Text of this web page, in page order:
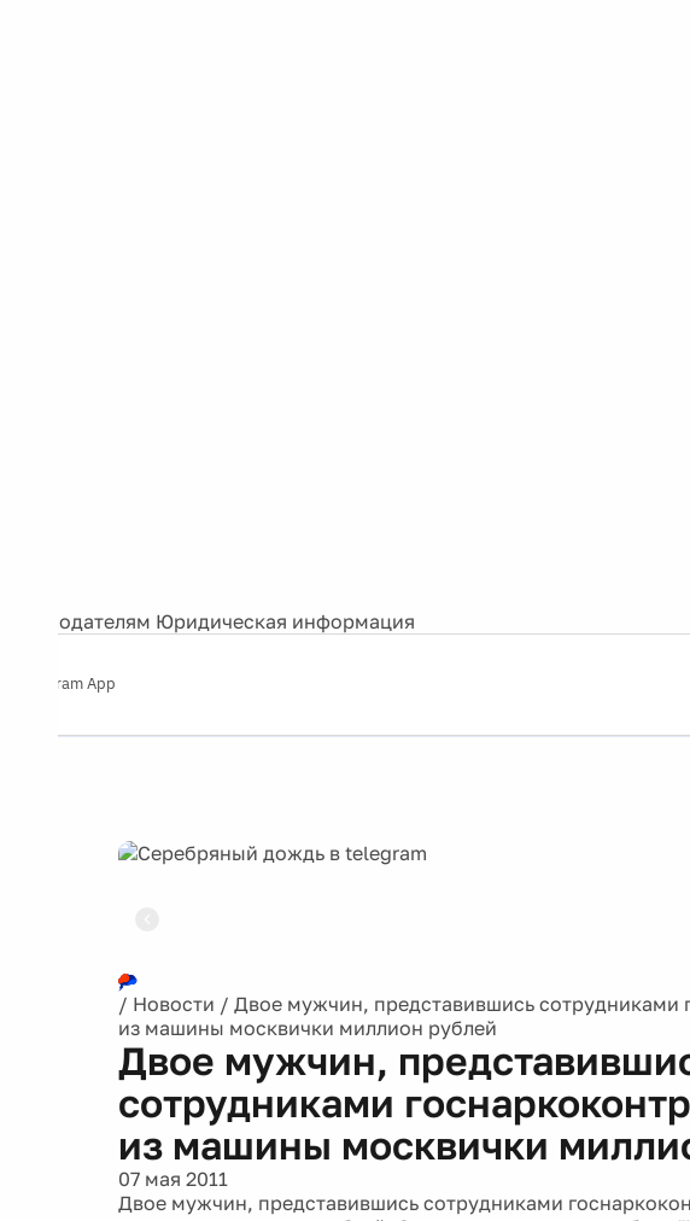
Рекламодателям Юридическая информация
Telegram App
/ Новости / Двое мужчин, представившись сотрудниками
из машины москвички миллион рублей
Двое мужчин,
сотрудниками
из машины москвички
07 мая 2011
Двое мужчин, представившись сотрудниками